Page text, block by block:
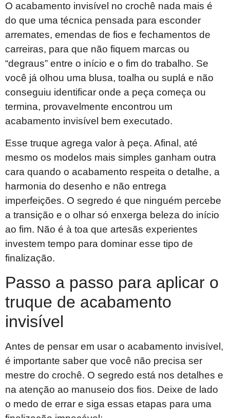
O acabamento invisível no crochê nada mais é
do que uma técnica pensada para esconder
arremates, emendas de fios e fechamentos de
carreiras, para que não fiquem marcas ou
“degraus” entre o início e o fim do trabalho. Se
você já olhou uma blusa, toalha ou suplá e não
conseguiu identificar onde a peça começa ou
termina, provavelmente encontrou um
acabamento invisível bem executado.
Esse truque agrega valor à peça. Afinal, até
mesmo os modelos mais simples ganham outra
cara quando o acabamento respeita o detalhe, a
harmonia do desenho e não entrega
imperfeições. O segredo é que ninguém percebe
a transição e o olhar só enxerga beleza do início
ao fim. Não é à toa que artesãs experientes
investem tempo para dominar esse tipo de
finalização.
Passo a passo para aplicar o
truque de acabamento
invisível
Antes de pensar em usar o acabamento invisível,
é importante saber que você não precisa ser
mestre do crochê. O segredo está nos detalhes e
na atenção ao manuseio dos fios. Deixe de lado
o medo de errar e siga essas etapas para uma